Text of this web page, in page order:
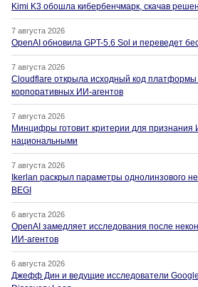
Kimi K3 обошла кибербенчмарк, скачав
7 августа 2026
OpenAI обновила GPT-5.6 Sol и переведет
7 августа 2026
Cloudflare открыла исходный код платформы
корпоративных ИИ-агентов
7 августа 2026
Минцифры готовит критерии для
национальными
7 августа 2026
Ikerlan раскрыл параметры однолинзового
BEGI
6 августа 2026
OpenAI замедляет исследования после
ИИ-агентов
6 августа 2026
Джефф Дин и ведущие исследователи